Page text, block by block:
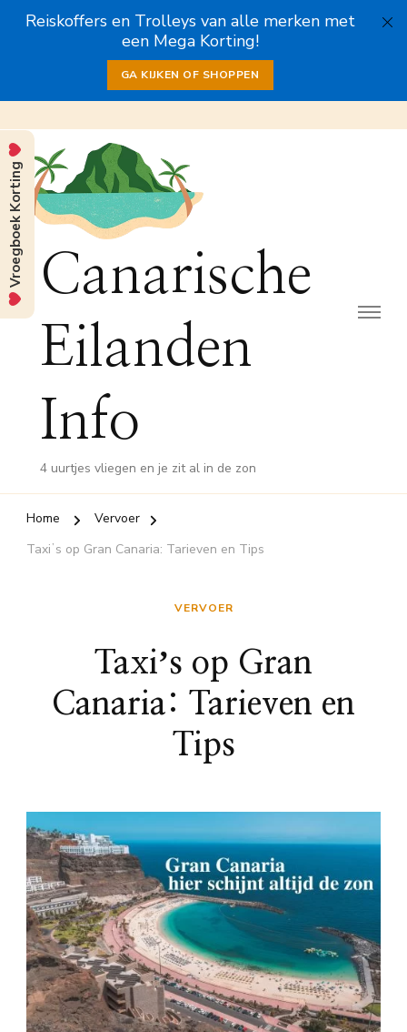
Reiskoffers en Trolleys van alle merken met
een Mega Korting!
GA KIJKEN OF SHOPPEN
Canarische
Eilanden
Info
4 uurtjes vliegen en je zit al in de zon
Home
Vervoer
Taxiʼs op Gran Canaria: Tarieven en Tips
VERVOER
Taxiʼs op Gran
Canaria: Tarieven en
Tips
Vroegboek Korting